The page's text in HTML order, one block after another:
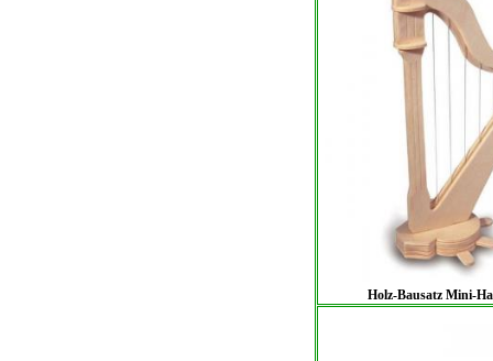
Holz-Bausatz Mini-